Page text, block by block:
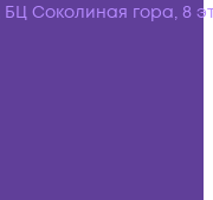
БЦ Соколиная гора, 8